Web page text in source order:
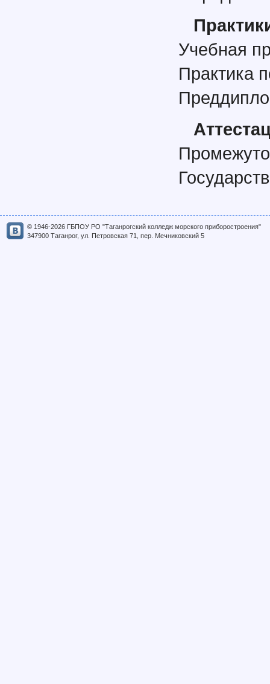
Учебная
Практика
© 1946-2026 ГБПОУ РО "Таганрогский колледж морского приборостроения"
347900 Таганрог, ул. Петровская 71, пер. Мечниковский 5